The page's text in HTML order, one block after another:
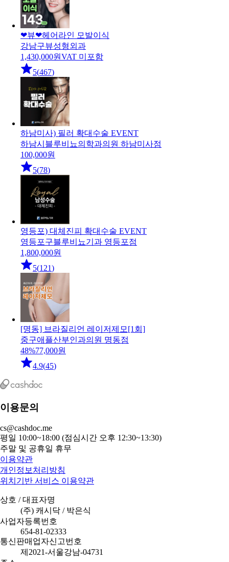
❤뷰❤헤어라인 모발이식
강남구뷰성형외과
1,430,000원VAT 미포함
5(467)
하남미사) 필러 확대수술 EVENT
하남시 블루비뇨의학과의원 하남미사점
100,000원
5(78)
영등포) 대체진피 확대수술 EVENT
영등포구블루비뇨기과 영등포점
1,800,000원
5(121)
[명동] 브라질리언 레이저제모[1회]
중구애플산부인과의원 명동점
48%77,000원
4.9(45)
이용문의
cs@cashdoc.me
평일 10:00~18:00 (점심시간 오후 12:30~13:30)
주말 및 공휴일 휴무
이용약관
개인정보처리방침
위치기반 서비스 이용약관
상호 / 대표자명
(주) 캐시닥 / 박은식
사업자등록번호
654-81-02333
통신판매업자신고번호
제2021-서울강남-04731